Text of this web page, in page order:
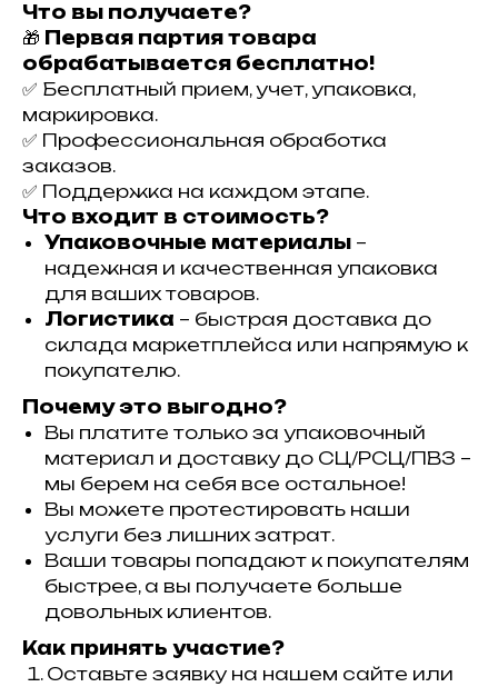
Что вы получаете?
🎁 Первая партия товара
обрабатывается бесплатно!
✅ Бесплатный прием, учет, упаковка,
маркировка.
✅ Профессиональная обработка
заказов.
✅ Поддержка на каждом этапе.
Что входит в стоимость?
Упаковочные материалы –
надежная и качественная упаковка
для ваших товаров.
Логистика – быстрая доставка до
склада маркетплейса или напрямую к
покупателю.
Почему это выгодно?
Вы платите только за упаковочный
материал и доставку до СЦ/РСЦ/ПВЗ –
мы берем на себя все остальное!
Вы можете протестировать наши
услуги без лишних затрат.
Ваши товары попадают к покупателям
быстрее, а вы получаете больше
довольных клиентов.
Как принять участие?
Оставьте заявку на нашем сайте или